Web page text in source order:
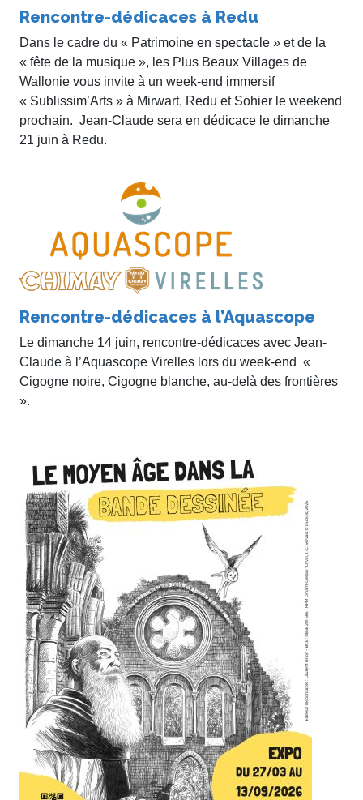
Rencontre-dédicaces à Redu
Dans le cadre du « Patrimoine en spectacle » et de la
« fête de la musique », les Plus Beaux Villages de
Wallonie vous invite à un week-end immersif
« Sublissim’Arts » à Mirwart, Redu et Sohier le weekend
prochain. Jean-Claude sera en dédicace le dimanche
21 juin à Redu.
Rencontre-dédicaces à l’Aquascope
Le dimanche 14 juin, rencontre-dédicaces avec Jean-
Claude à l’Aquascope Virelles lors du week-end «
Cigogne noire, Cigogne blanche, au-delà des frontières
».